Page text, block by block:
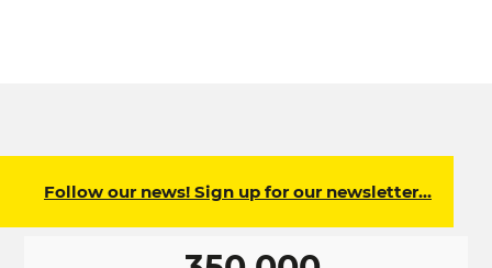
Follow our news! Sign up for our newsletter…